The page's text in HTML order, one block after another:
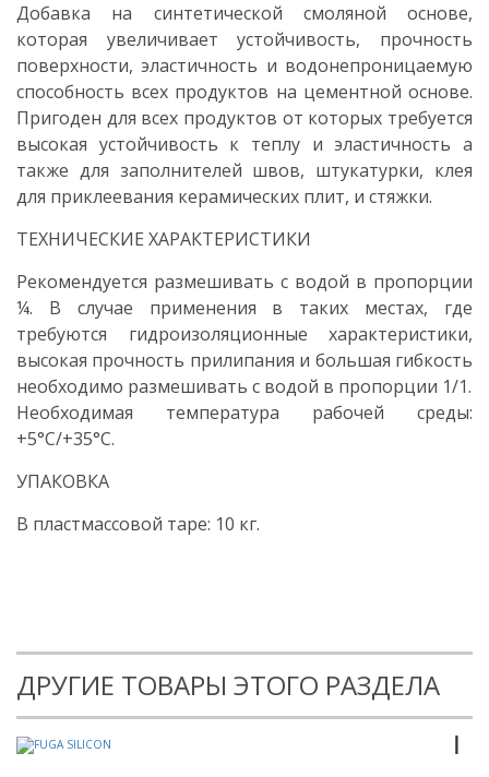
Добавка на синтетической смоляной основе,
которая увеличивает устойчивость, прочность
поверхности, эластичность и водонепроницаемую
способность всех продуктов на цементной основе.
Пригоден для всех продуктов от которых требуется
высокая устойчивость к теплу и эластичность а
также для заполнителей швов, штукатурки, клея
для приклеевания керамических плит, и стяжки.
ТЕХНИЧЕСКИЕ ХАРАКТЕРИСТИКИ
Рекомендуется размешивать с водой в пропорции
¼. В случае применения в таких местах, где
требуются гидроизоляционные характеристики,
высокая прочность прилипания и большая гибкость
необходимо размешивать с водой в пропорции 1/1.
Необходимая температура рабочей среды:
+5°С/+35°С.
УПАКОВКА
В пластмассовой таре: 10 кг.
ДРУГИЕ ТОВАРЫ ЭТОГО РАЗДЕЛА